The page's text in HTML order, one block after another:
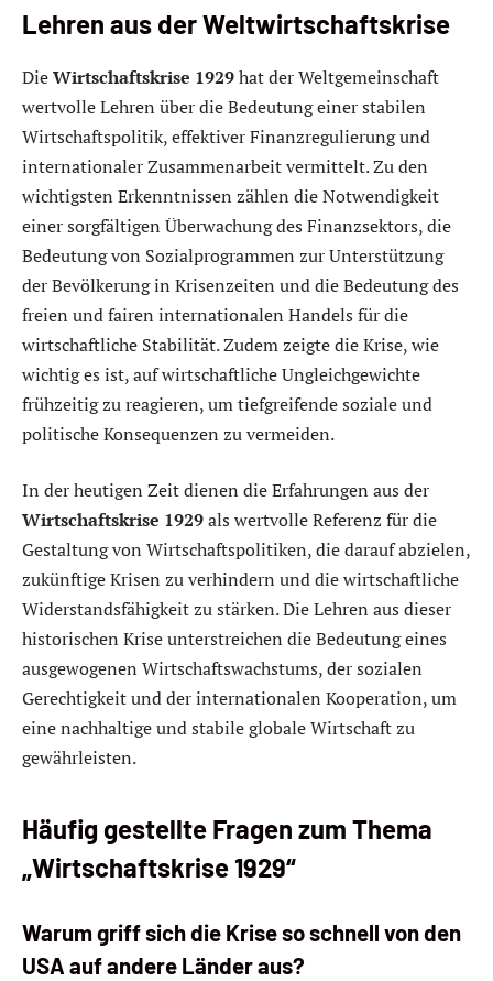
Lehren aus der Weltwirtschaftskrise
DieWirtschaftskrise 1929hat der Weltgemeinschaft
wertvolle Lehren über die Bedeutung einer stabilen
Wirtschaftspolitik, effektiver Finanzregulierung und
internationaler Zusammenarbeit vermittelt. Zu den
wichtigsten Erkenntnissen zählen die Notwendigkeit
einer sorgfältigen Überwachung des Finanzsektors, die
Bedeutung von Sozialprogrammen zur Unterstützung
der Bevölkerung in Krisenzeiten und die Bedeutung des
freien und fairen internationalen Handels für die
wirtschaftliche Stabilität. Zudem zeigte die Krise, wie
wichtig es ist, auf wirtschaftliche Ungleichgewichte
frühzeitig zu reagieren, um tiefgreifende soziale und
politische Konsequenzen zu vermeiden.
In der heutigen Zeit dienen die Erfahrungen aus der
Wirtschaftskrise 1929als wertvolle Referenz für die
Gestaltung von Wirtschaftspolitiken, die darauf abzielen,
zukünftige Krisen zu verhindern und die wirtschaftliche
Widerstandsfähigkeit zu stärken. Die Lehren aus dieser
historischen Krise unterstreichen die Bedeutung eines
ausgewogenen Wirtschaftswachstums, der sozialen
Gerechtigkeit und der internationalen Kooperation, um
eine nachhaltige und stabile globale Wirtschaft zu
gewährleisten.
Häufig gestellte Fragen zum Thema
„Wirtschaftskrise 1929“
Warum griff sich die Krise so schnell von den
USA auf andere Länder aus?